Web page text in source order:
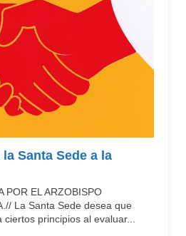
Santa Sede a la
POR EL ARZOBISPO
La Santa Sede desea que
principios al evaluar...